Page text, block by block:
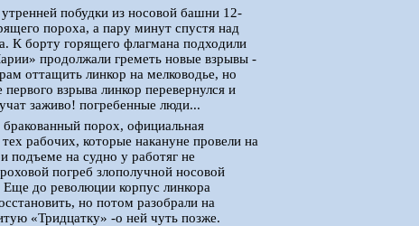
побудки из носовой башни 12-
пороха, а пару минут спустя над
К борту горящего флагмана подходили
продолжали греметь новые взрывы -
оттащить линкор на мелководье, но
взрыва линкор перевернулся и
заживо! погребенные люди...
порох, официальная
рабочих, которые накануне провели на
подъеме на судно у работяг не
погреб злополучной носовой
до революции корпус линкора
но потом разобрали на
«Тридцатку» -о ней чуть позже.